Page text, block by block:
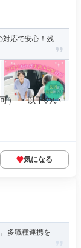
対応で安心！残
） ・以下のい
気になる
多職種連携を